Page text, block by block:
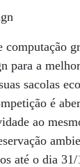
computação
para a
sacolas
é
ao
até o dia 31/